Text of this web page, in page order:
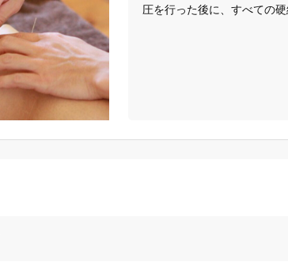
圧を行った後に、すべての